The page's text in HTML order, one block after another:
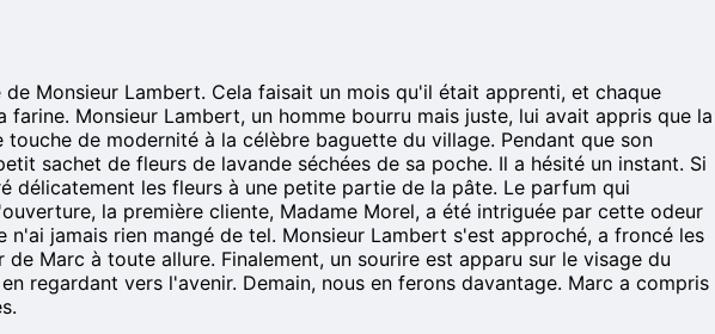
Monsieur Lambert. Cela faisait un mois qu'il était apprenti, et chaque
Monsieur Lambert, un homme bourru mais juste, lui avait appris que la
de modernité à la célèbre baguette du village. Pendant que son
sachet de fleurs de lavande séchées de sa poche. Il a hésité un instant. Si
délicatement les fleurs à une petite partie de la pâte. Le parfum qui
la première cliente, Madame Morel, a été intriguée par cette odeur
jamais rien mangé de tel. Monsieur Lambert s'est approché, a froncé les
Marc à toute allure. Finalement, un sourire est apparu sur le visage du
regardant vers l'avenir. Demain, nous en ferons davantage. Marc a compris